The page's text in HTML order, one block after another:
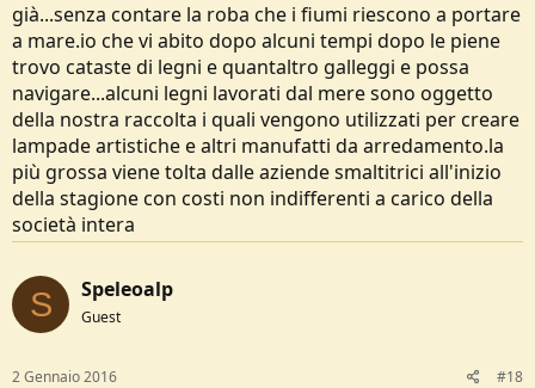
già...senza contare la roba che i fiumi riescono a portare
a mare.io che vi abito dopo alcuni tempi dopo le piene
trovo cataste di legni e quantaltro galleggi e possa
navigare...alcuni legni lavorati dal mere sono oggetto
della nostra raccolta i quali vengono utilizzati per creare
lampade artistiche e altri manufatti da arredamento.la
più grossa viene tolta dalle aziende smaltitrici all'inizio
della stagione con costi non indifferenti a carico della
società intera
S Speleoalp
Guest
2 Gennaio 2016 #18